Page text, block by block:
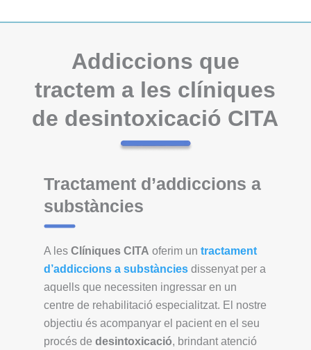
Addiccions que
tractem a les clíniques
de desintoxicació CITA
Tractament d’addiccions a
substàncies
A les Clíniques CITA oferim un tractament
d’addiccions a substànciesdissenyat per a
aquells que necessiten ingressar en un
centre de rehabilitació especialitzat. El nostre
objectiu és acompanyar el pacient en el seu
procés de desintoxicació, brindant atenció